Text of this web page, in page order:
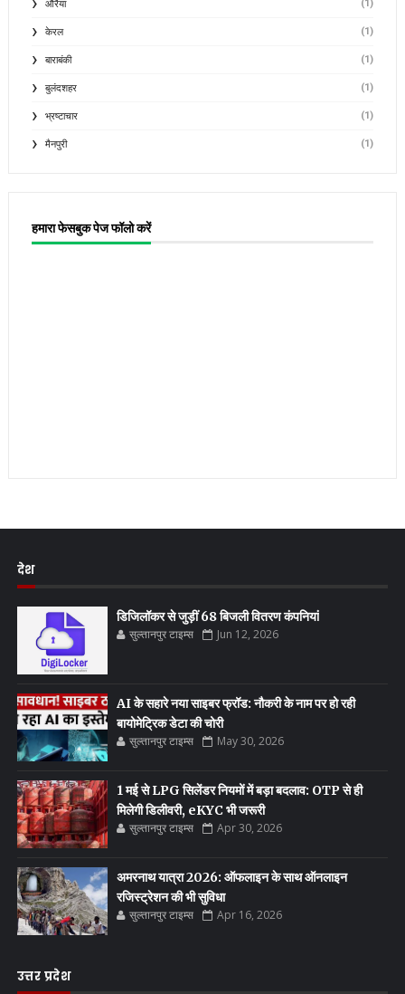
औरैया (1)
केरल (1)
बाराबंकी (1)
बुलंदशहर (1)
भ्रष्टाचार (1)
मैनपुरी (1)
हमारा फेसबुक पेज फॉलो करें
देश
डिजिलॉकर से जुड़ीं 68 बिजली वितरण कंपनियां
सुल्तानपुर टाइम्स Jun 12, 2026
AI के सहारे नया साइबर फ्रॉड: नौकरी के नाम पर हो रही
बायोमेट्रिक डेटा की चोरी
सुल्तानपुर टाइम्स May 30, 2026
1 मई से LPG सिलेंडर नियमों में बड़ा बदलाव: OTP से ही
मिलेगी डिलीवरी, eKYC भी जरूरी
सुल्तानपुर टाइम्स Apr 30, 2026
अमरनाथ यात्रा 2026: ऑफलाइन के साथ ऑनलाइन
रजिस्ट्रेशन की भी सुविधा
सुल्तानपुर टाइम्स Apr 16, 2026
उत्तर प्रदेश